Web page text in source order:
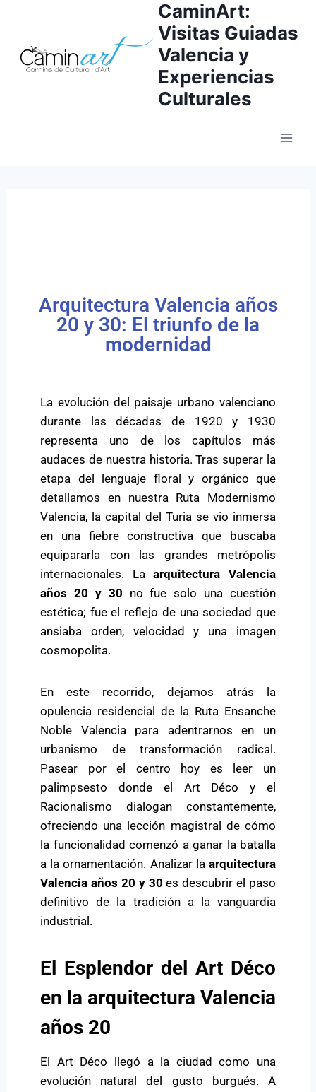
CaminArt:
Visitas Guiadas
Valencia y
Experiencias
Culturales
Arquitectura Valencia años
20 y 30: El triunfo de la
modernidad
La evolución del paisaje urbano valenciano
durante las décadas de 1920 y 1930
representa uno de los capítulos más
audaces de nuestra historia. Tras superar la
etapa del lenguaje floral y orgánico que
detallamos en nuestra Ruta Modernismo
Valencia, la capital del Turia se vio inmersa
en una fiebre constructiva que buscaba
equipararla con las grandes metrópolis
internacionales. Laarquitectura Valencia
años 20 y 30 no fue solo una cuestión
estética; fue el reflejo de una sociedad que
ansiaba orden, velocidad y una imagen
cosmopolita.
En este recorrido, dejamos atrás la
opulencia residencial de la Ruta Ensanche
Noble Valenciapara adentrarnos en un
urbanismo de transformación radical.
Pasear por el centro hoy es leer un
palimpsesto donde el Art Déco y el
Racionalismo dialogan constantemente,
ofreciendo una lección magistral de cómo
la funcionalidad comenzó a ganar la batalla
a la ornamentación. Analizar la arquitectura
Valencia años 20 y 30 es descubrir el paso
definitivo de la tradición a la vanguardia
industrial.
El Esplendor del Art Déco
en la arquitectura Valencia
años 20
El Art Déco llegó a la ciudad como una
evolución natural del gusto burgués. A